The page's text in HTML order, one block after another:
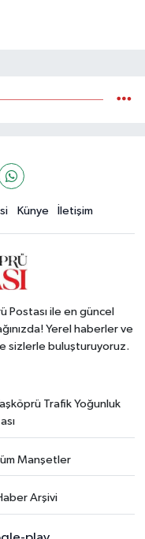
Künye İletişim
Postası ile en güncel
Yerel haberler ve
sizlerle buluşturuyoruz.
Trafik Yoğunluk
Manşetler
Arşivi